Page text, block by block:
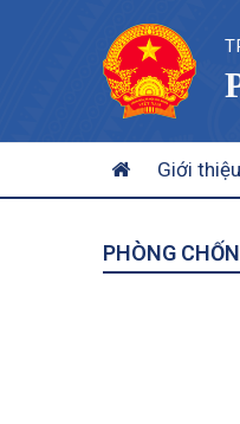
NAVIGATION
Giới thiệu
PHÒNG